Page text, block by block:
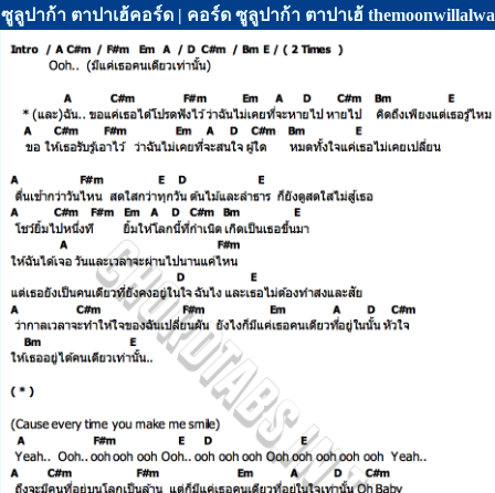
ซูลูปาก้า ตาปาเฮ้คอร์ด | คอร์ด ซูลูปาก้า ตาปาเฮ้